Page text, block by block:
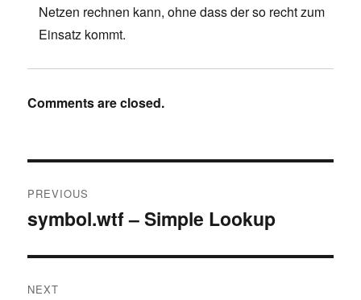
Netzen rechnen kann, ohne dass der so recht zum
Einsatz kommt.
Comments are closed.
navigation
PREVIOUS
Previous
symbol.wtf – Simple Lookup
NEXT